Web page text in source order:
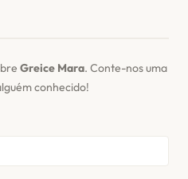
Greice Mara. Conte-nos uma
conhecido!